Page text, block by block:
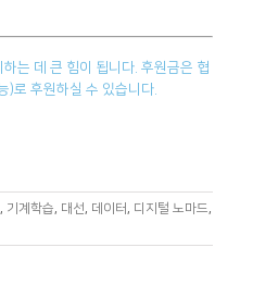
는 데 큰 힘이 됩니다. 후원금은 협
로 후원하실 수 있습니다.
, 기계학습, 대선, 데이터 , 디지털 노마드,